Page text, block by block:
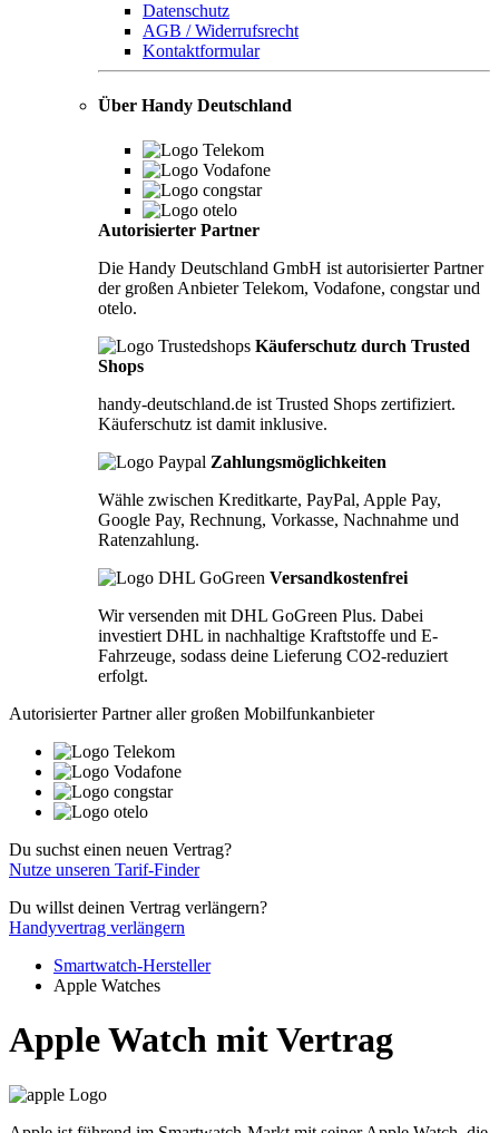
Datenschutz
AGB / Widerrufsrecht
Kontaktformular
Über Handy Deutschland
Autorisierter Partner
Die Handy Deutschland GmbH ist autorisierter Partner
der großen Anbieter Telekom, Vodafone, congstar und
otelo.
Käuferschutz durch Trusted
Shops
handy-deutschland.de ist Trusted Shops zertifiziert.
Käuferschutz ist damit inklusive.
Zahlungsmöglichkeiten
Wähle zwischen Kreditkarte, PayPal, Apple Pay,
Google Pay, Rechnung, Vorkasse, Nachnahme und
Ratenzahlung.
Versandkostenfrei
Wir versenden mit DHL GoGreen Plus. Dabei
investiert DHL in nachhaltige Kraftstoffe und E-
Fahrzeuge, sodass deine Lieferung CO2-reduziert
erfolgt.
Autorisierter Partner aller großen Mobilfunkanbieter
Du suchst einen neuen Vertrag?
Nutze unseren Tarif-Finder
Du willst deinen Vertrag verlängern?
Handyvertrag verlängern
Smartwatch-Hersteller
Apple Watches
Apple Watch mit Vertrag